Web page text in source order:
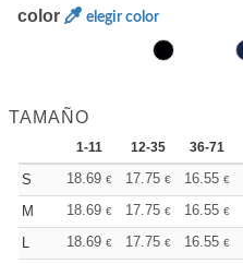
color elegir color
TAMAÑO
1-11 12-35 36-71
S 18.69 € 17.75 € 16.55 €
M
18.69 € 17.75 € 16.55 €
L
18.69 € 17.75 € 16.55 €